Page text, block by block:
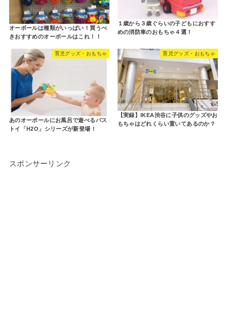
オーボールは種類がいっぱい！買うべ
きおすすめのオーボールはこれ！！
１歳から３歳ぐらいの子どもにおすす
めの消防車のおもちゃ４選！
育児グッズ・おもちゃ
あのオーボールにお風呂で遊べるバス
トイ「H2O」シリーズが新登場！
育児グッズ・おもちゃ
【実録】IKEA渋谷に子供のグッズやお
もちゃはどれくらい置いてあるのか？
スポンサーリンク